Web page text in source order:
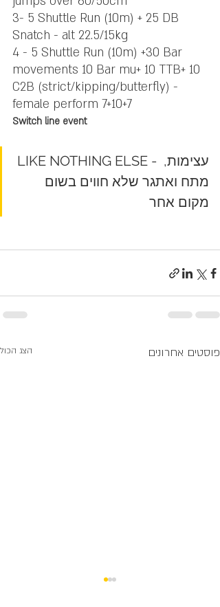
3- 5 Shuttle Run (10m) + 25 DB
Snatch - alt 22.5/15kg
4 - 5 Shuttle Run (10m) +30 Bar
movements 10 Bar mu+ 10 TTB+ 10
C2B (strict/kipping/butterfly) -
female perform 7+10+7
Switch line event
LIKE NOTHING ELSE - עצימות,
מתח ואתגר שלא חווים בשום
מקום אחר
פוסטים אחרונים הצג הכול